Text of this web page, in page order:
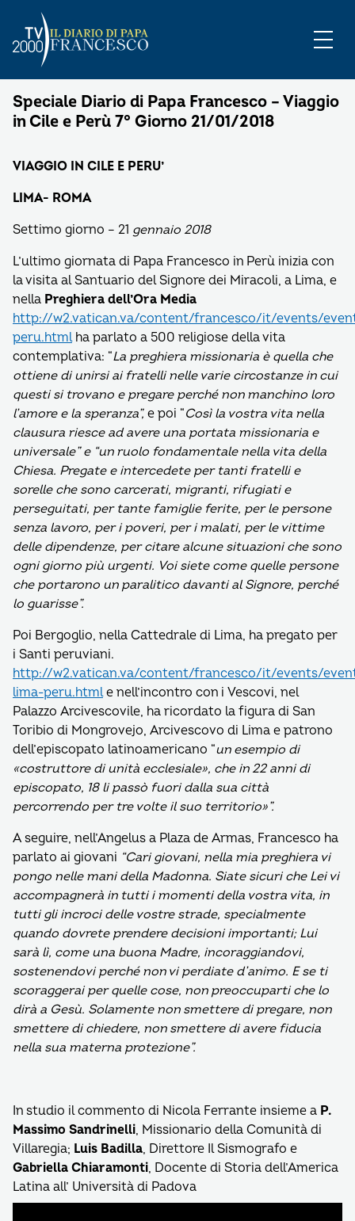
Speciale Diario di Papa Francesco – Viaggio
in Cile e Perù 7° Giorno 21/01/2018
VIAGGIO IN CILE E PERU’
LIMA- ROMA
Settimo giorno – 21 gennaio 2018
L’ultimo giornata di Papa Francesco in Perù inizia con
la visita al Santuario del Signore dei Miracoli, a Lima, e
nella Preghiera dell’Ora Media
http://w2.vatican.va/content/francesco/it/events/
peru.htmlha parlato a 500 religiose della vita
contemplativa: “La preghiera missionaria è quella che
ottiene di unirsi ai fratelli nelle varie circostanze in cui
questi si trovano e pregare perché non manchino loro
l’amore e la speranza”, e poi “Così la vostra vita nella
clausura riesce ad avere una portata missionaria e
universale” e “un ruolo fondamentale nella vita della
Chiesa. Pregate e intercedete per tanti fratelli e
sorelle che sono carcerati, migranti, rifugiati e
perseguitati, per tante famiglie ferite, per le persone
senza lavoro, per i poveri, per i malati, per le vittime
delle dipendenze, per citare alcune situazioni che sono
ogni giorno più urgenti. Voi siete come quelle persone
che portarono un paralitico davanti al Signore, perché
lo guarisse”.
Poi Bergoglio, nella Cattedrale di Lima, ha pregato per
i Santi peruviani.
http://w2.vatican.va/content/francesco/it/events/
lima-peru.htmle nell’incontro con i Vescovi, nel
Palazzo Arcivescovile, ha ricordato la figura di San
Toribio di Mongrovejo, Arcivescovo di Lima e patrono
dell’episcopato latinoamericano “un esempio di
«costruttore di unità ecclesiale», che in 22 anni di
episcopato, 18 li passò fuori dalla sua città
percorrendo per tre volte il suo territorio»”.
A seguire, nell’Angelus a Plaza de Armas, Francesco ha
parlato ai giovani “Cari giovani, nella mia preghiera vi
pongo nelle mani della Madonna. Siate sicuri che Lei vi
accompagnerà in tutti i momenti della vostra vita, in
tutti gli incroci delle vostre strade, specialmente
quando dovrete prendere decisioni importanti; Lui
sarà lì, come una buona Madre, incoraggiandovi,
sostenendovi perché non vi perdiate d’animo. E se ti
scoraggerai per quelle cose, non preoccuparti che lo
dirà a Gesù. Solamente non smettere di pregare, non
smettere di chiedere, non smettere di avere fiducia
nella sua materna protezione”.
In studio il commento di Nicola Ferrante insieme a P.
Massimo Sandrinelli, Missionario della Comunità di
Villaregia; Luis Badilla, Direttore Il Sismografo e
Gabriella Chiaramonti, Docente di Storia dell’America
Latina all’ Università di Padova